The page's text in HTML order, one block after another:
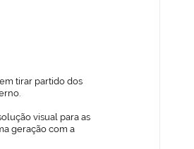
tirar partido dos
visual para as
geração com a